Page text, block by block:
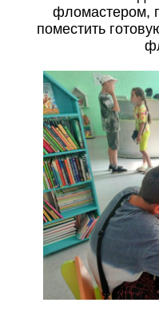
фломастером,
поместить